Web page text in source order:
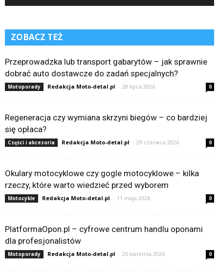
ZOBACZ TEŻ
Przeprowadzka lub transport gabarytów – jak sprawnie
dobrać auto dostawcze do zadań specjalnych?
Motoporady Redakcja Moto-detal.pl - 28 lipca 2026 0
Regeneracja czy wymiana skrzyni biegów – co bardziej
się opłaca?
Części i akcesoria Redakcja Moto-detal.pl - 29 czerwca 2026 0
Okulary motocyklowe czy gogle motocyklowe – kilka
rzeczy, które warto wiedzieć przed wyborem
Motocykle Redakcja Moto-detal.pl - 11 maja 2026 0
PlatformaOpon.pl – cyfrowe centrum handlu oponami
dla profesjonalistów
Motoporady Redakcja Moto-detal.pl - 26 kwietnia 2026 0